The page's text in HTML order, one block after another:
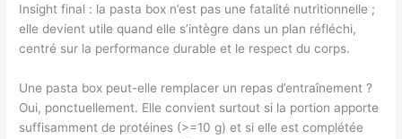
Insight final : la pasta box n’est pas une fatalité nutritionnelle ;
elle devient utile quand elle s’intègre dans un plan réfléchi,
centré sur la performance durable et le respect du corps.
Une pasta box peut-elle remplacer un repas d’entraînement ?
Oui, ponctuellement. Elle convient surtout si la portion apporte
suffisamment de protéines (>=10 g) et si elle est complétée